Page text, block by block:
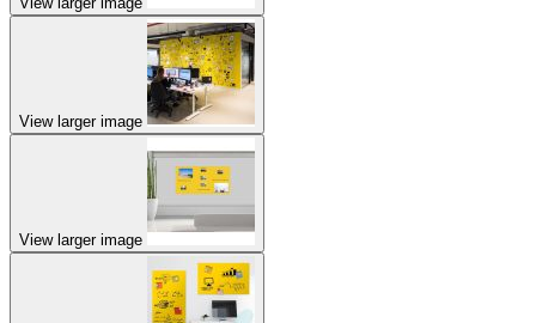
View larger image
View larger image